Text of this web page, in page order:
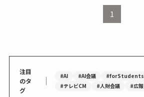
1
注目
のタ
グ
｜ #AI #AI会議 #forStudents
#テレビCM
#人財会議 #広報